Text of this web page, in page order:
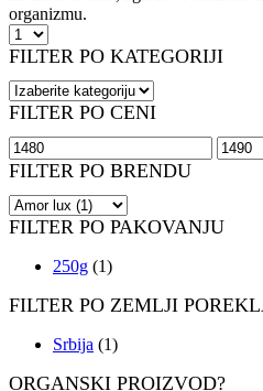
organizmu.
Goveđi
želatin
FILTER PO KATEGORIJI
FILTER PO CENI
Minimalna
cena
cena
FILTER PO BRENDU
FILTER PO PAKOVANJU
250g (1)
FILTER PO ZEMLJI
Srbija (1)
ORGANSKI PROIZVOD?